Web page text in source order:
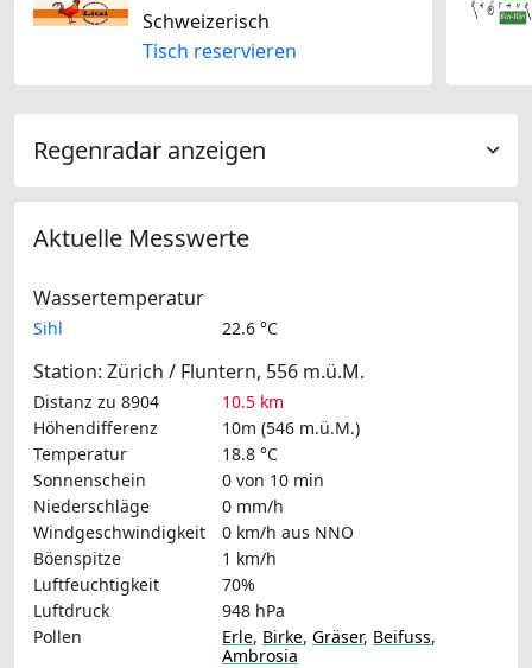
Schweizerisch
Tisch reservieren
Regenradar anzeigen
Aktuelle Messwerte
Wassertemperatur
Sihl 22.6 °C
Station: Zürich / Fluntern, 556 m.ü.M.
Distanz zu 8904
10.5 km
Höhendifferenz
10m (546 m.ü.M.)
Temperatur
18.8 °C
Sonnenschein
0 von 10 min
Niederschläge
0 mm/h
Windgeschwindigkeit
0 km/h aus NNO
Böenspitze
1 km/h
Luftfeuchtigkeit
70%
Luftdruck
948 hPa
Pollen
Erle, Birke, Gräser, Beifuss,
Ambrosia